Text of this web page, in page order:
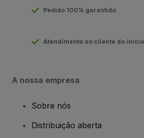
Pedido 100% garantido
Atendimento ao cliente do
A nossa empresa
Sobre nós
Distribuição aberta